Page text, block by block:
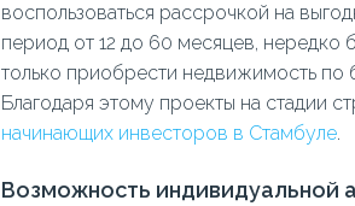
воспользоваться рассрочкой на
период от 12 до 60 месяцев, нередко
только приобрести недвижимость по
Благодаря этому проекты на стадии
начинающих инвесторов в Стамбуле.
Возможность индивидуальной